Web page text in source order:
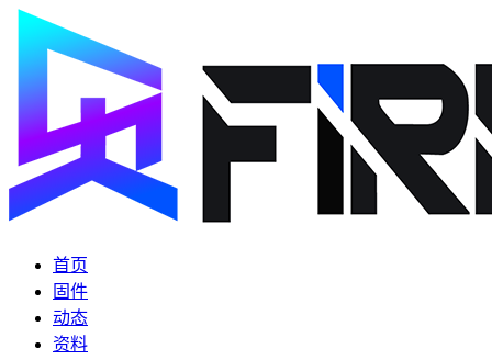
首页
固件
动态
资料